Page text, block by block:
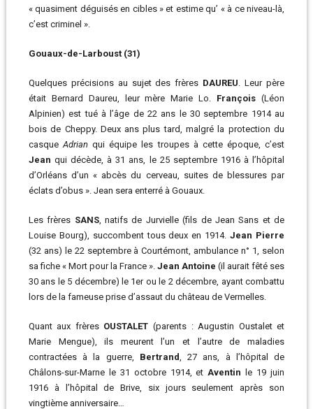
« quasiment déguisés en cibles » et estime qu’ « à ce niveau-là,
c’est criminel ».
Gouaux-de-Larboust (31)
Quelques précisions au sujet des frères DAUREU. Leur père
était Bernard Daureu, leur mère Marie Lo. François (Léon
Alpinien) est tué à l’âge de 22 ans le 30 septembre 1914 au
bois de Cheppy. Deux ans plus tard, malgré la protection du
casqueAdrian qui équipe les troupes à cette époque, c’est
Jean qui décède, à 31 ans, le 25 septembre 1916 à l’hôpital
d’Orléans d’un « abcès du cerveau, suites de blessures par
éclats d’obus ». Jean sera enterré à Gouaux.
Les frères SANS, natifs de Jurvielle (fils de Jean Sans et de
Louise Bourg), succombent tous deux en 1914.Jean Pierre
(32 ans) le 22 septembre à Courtémont, ambulance n° 1, selon
sa fiche « Mort pour la France ».Jean Antoine (il aurait fêté ses
30 ans le 5 décembre) le 1er ou le 2 décembre, ayant combattu
lors de la fameuse prise d’assaut du château de Vermelles.
Quant aux frères OUSTALET (parents : Augustin Oustalet et
Marie Mengue), ils meurent l’un et l’autre de maladies
contractées à la guerre, Bertrand, 27 ans, à l’hôpital de
Châlons-sur-Marne le 31 octobre 1914, etAventin le 19 juin
1916 à l’hôpital de Brive, six jours seulement après son
vingtième anniversaire…